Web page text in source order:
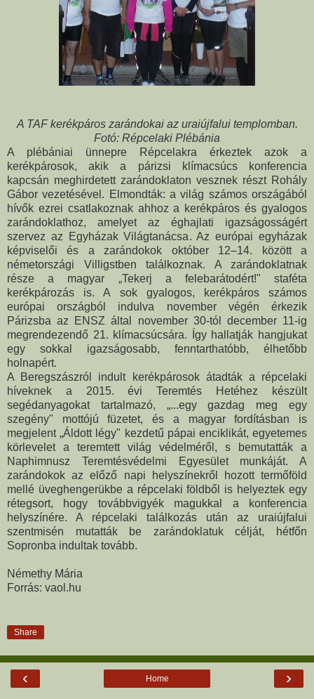
A TAF kerékpáros zarándokai az uraiújfalui templomban.
Fotó: Répcelaki Plébánia
A plébániai ünnepre Répcelakra érkeztek azok a
kerékpárosok, akik a párizsi klímacsúcs konferencia
kapcsán meghirdetett zarándoklaton vesznek részt Rohály
Gábor vezetésével. Elmondták: a világ számos országából
hívők ezrei csatlakoznak ahhoz a kerékpáros és gyalogos
zarándoklathoz, amelyet az éghajlati igazságosságért
szervez az Egyházak Világtanácsa. Az európai egyházak
képviselői és a zarándokok október 12–14. között a
németországi Villigstben találkoznak. A zarándoklatnak
része a magyar „Tekerj a felebarátodért!" staféta
kerékpározás is. A sok gyalogos, kerékpáros számos
európai országból indulva november végén érkezik
Párizsba az ENSZ által november 30-tól december 11-ig
megrendezendő 21. klímacsúcsára. Így hallatják hangjukat
egy sokkal igazságosabb, fenntarthatóbb, élhetőbb
holnapért.
A Beregszászról indult kerékpárosok átadták a répcelaki
híveknek a 2015. évi Teremtés Hetéhez készült
segédanyagokat tartalmazó, „...egy gazdag meg egy
szegény" mottójú füzetet, és a magyar fordításban is
megjelent „Áldott légy" kezdetű pápai enciklikát, egyetemes
körlevelet a teremtett világ védelméről, s bemutatták a
Naphimnusz Teremtésvédelmi Egyesület munkáját. A
zarándokok az előző napi helyszínekről hozott termőföld
mellé üveghengerükbe a répcelaki földből is helyeztek egy
rétegsort, hogy továbbvigyék magukkal a konferencia
helyszínére. A répcelaki találkozás után az uraiújfalui
szentmisén mutatták be zarándoklatuk célját, hétfőn
Sopronba indultak tovább.
Némethy Mária
Forrás: vaol.hu
Share
‹ ›
Home